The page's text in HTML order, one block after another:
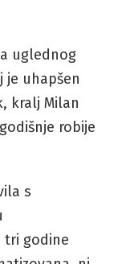
uglednog
je uhapšen
kralj Milan
robije
s
tri godine